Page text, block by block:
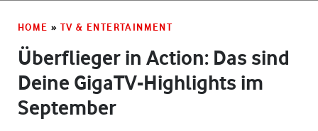
HOME » TV & ENTERTAINMENT
Überflieger in Action: Das sind
Deine GigaTV-Highlights im
September